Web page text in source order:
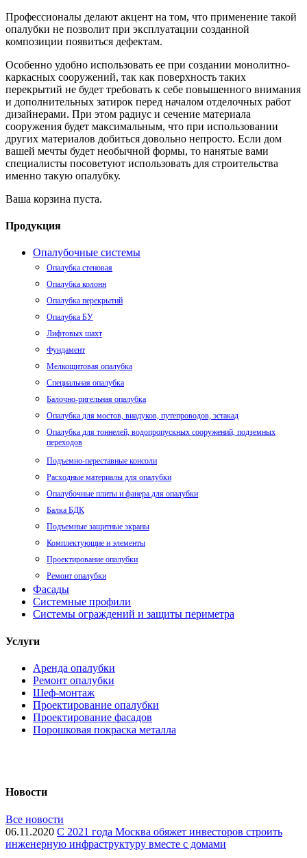
Профессионалы делают акцент на том, что применение такой
опалубки не позволит при эксплуатации созданной
композиции появиться дефектам.
Особенно удобно использовать ее при создании монолитно-
каркасных сооружений, так как поверхность таких
перекрытий не будет требовать к себе повышенного внимания
и дополнительных затирок перед началом отделочных работ
дизайнерами. При этом радиус и сечение материала
сооружения будет максимальным, что при использовании
других материалов добиться довольно непросто. Если дом
вашей мечты будет необычной формы, то нанятые вами
специалисты посоветуют использовать для строительства
именно такую опалубку.
Ваша корзина пуста.
Продукция
Опалубочные системы
Опалубка стеновая
Опалубка колонн
Опалубка перекрытий
Опалубка БУ
Лифтовых шахт
Фундамент
Мелкощитовая опалубка
Специальная опалубка
Балочно-ригельная опалубка
Опалубка для мостов, виадуков, путепроводов, эстакад
Опалубка для тоннелей, водопропускных сооружений, подземных
переходов
Подъемно-переставные консоли
Расходные материалы для опалубки
Опалубочные плиты и фанера для опалубки
Балка БДК
Подъемные защитные экраны
Комплектующие и элементы
Проектирование опалубки
Ремонт опалубки
Фасады
Системные профили
Системы ограждений и защиты периметра
Услуги
Аренда опалубки
Ремонт опалубки
Шеф-монтаж
Проектирование опалубки
Проектирование фасадов
Порошковая покраска металла
Новости
Все новости
06.11.2020 С 2021 года Москва обяжет инвесторов строить
инженерную инфраструктуру вместе с домами